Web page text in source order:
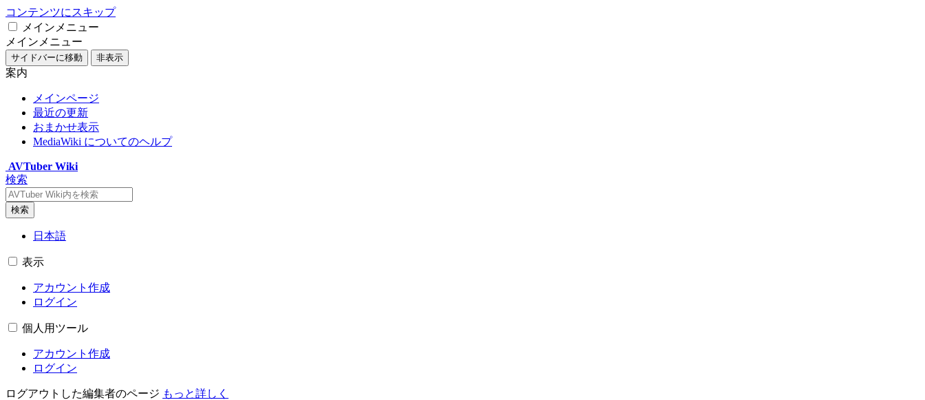
コンテンツにスキップ
メインメニュー
メインメニュー
サイドバーに移動 非表示
案内
メインページ
最近の更新
おまかせ表示
MediaWiki についてのヘルプ
AVTuber Wiki
検索
検索
日本語
表示
アカウント作成
ログイン
個人用ツール
アカウント作成
ログイン
ログアウトした編集者のページ もっと詳しく